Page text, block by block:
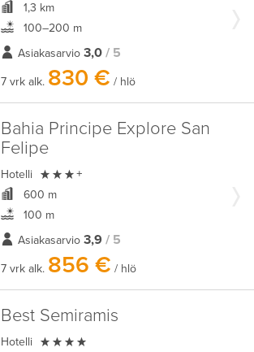
1,3 km
100–200 m
Asiakasarvio 3,0 / 5
7 vrk alk. 830 € / hlö
Bahia Principe Explore San
Felipe
Hotelli  +
600 m
100 m
Asiakasarvio 3,9 / 5
7 vrk alk. 856 € / hlö
Best Semiramis
Hotelli 